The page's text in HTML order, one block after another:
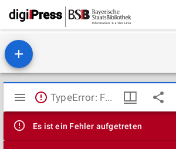
Mirador
Viewer
TypeError: Failed to fetch
Es ist ein Fehler aufgetreten